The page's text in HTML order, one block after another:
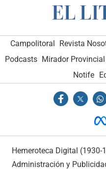
Campolitoral Revista
Podcasts Mirador Provincial
Notife
Hemeroteca Digital (1930-
Administración y